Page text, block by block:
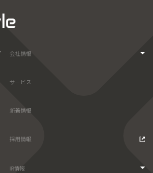
会社情報
サービス
新着情報
採用情報
IR情報